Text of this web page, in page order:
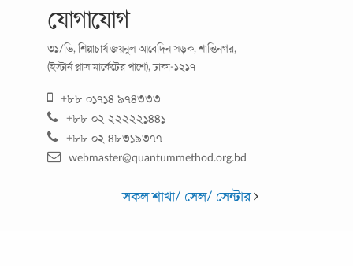
পেশার বিড়ম্বনা ১ : ‘শিক্ষকতা ইন বাংলিশ মিডিয়াম’
হারিয়ে ফেলতে হবে এটাই নিয়ম! কপাল যদি দেখা যায় তো সাড়ে-
সর্বনাশ, চোখও দেখা না গেলে...
যোগাযোগ
৩১/ভি, শিল্পাচার্য জয়নুল আবেদিন সড়ক, শান্তিনগর,
(ইস্টার্ন প্লাস মার্কেটের পাশে), ঢাকা-১২১৭
+৮৮ ০১৭১৪ ৯৭৪৩৩৩
+৮৮ ০২ ২২২২২১৪৪১
+৮৮ ০২ ৪৮৩১৯৩৭৭
webmaster@quantummethod.org.bd
সকল শাখা/ সেল/ সেন্টার